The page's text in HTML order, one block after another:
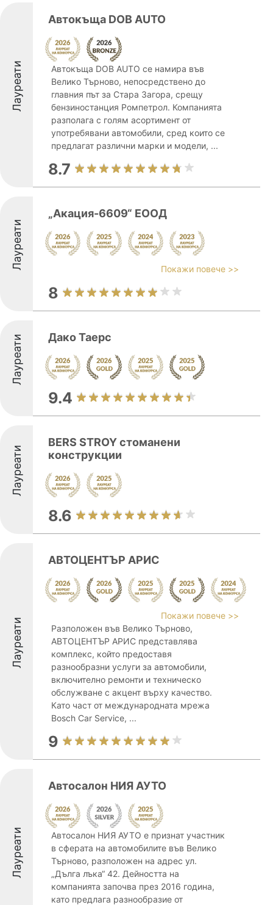
Лауреати
Автокъща DOB AUTO
Автокъща DOB AUTO се намира във
Велико Търново, непосредствено до
главния път за Стара Загора, срещу
бензиностанция Ромпетрол. Компанията
разполага с голям асортимент от
употребявани автомобили, сред които се
предлагат различни марки и модели, ...
8.7
Лауреати
„Акация-6609“ ЕООД
Покажи повече >>
8
Лауреати Дако Таерс
9.4
Лауреати
BERS STROY стоманени
конструкции
8.6
Лауреати
АВТОЦЕНТЪР АРИС
Покажи повече >>
Разположен във Велико Търново,
АВТОЦЕНТЪР АРИС представлява
комплекс, който предоставя
разнообразни услуги за автомобили,
включително ремонти и техническо
обслужване с акцент върху качество.
Като част от международната мрежа
Bosch Car Service, ...
9
Лауреати
Автосалон НИЯ АУТО
Автосалон НИЯ АУТО е признат участник
в сферата на автомобилите във Велико
Търново, разположен на адрес ул.
„Дълга лъка“ 42. Дейността на
компанията започва през 2016 година,
като предлага разнообразие от